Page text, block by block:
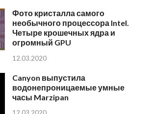
Фото кристалла самого
необычного процессора Intel.
Четыре крошечных ядра и
огромный GPU
12.03.2020
Canyon выпустила
водонепроницаемые умные
часы Marzipan